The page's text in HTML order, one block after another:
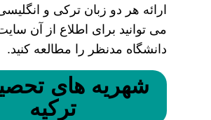
ارائه هر دو زبان ترکی و
می توانید برای اطلاع از آن
دانشگاه مدنظر را مطالعه کنید.
شهریه های
ترکیه